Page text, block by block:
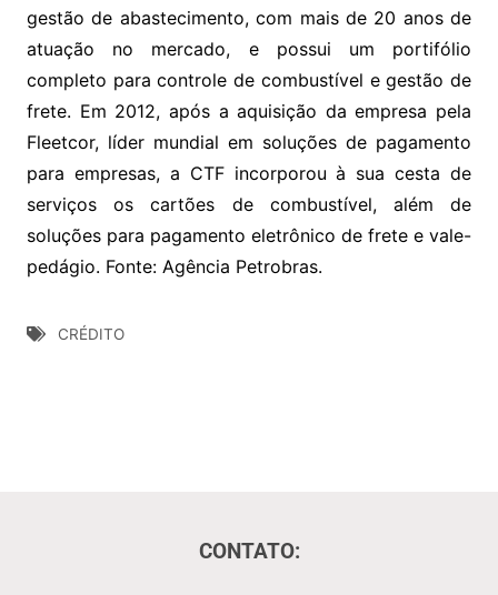
gestão de abastecimento, com mais de 20 anos de
atuação no mercado, e possui um portifólio
completo para controle de combustível e gestão de
frete. Em 2012, após a aquisição da empresa pela
Fleetcor, líder mundial em soluções de pagamento
para empresas, a CTF incorporou à sua cesta de
serviços os cartões de combustível, além de
soluções para pagamento eletrônico de frete e vale-
pedágio. Fonte: Agência Petrobras.
CRÉDITO
CONTATO: